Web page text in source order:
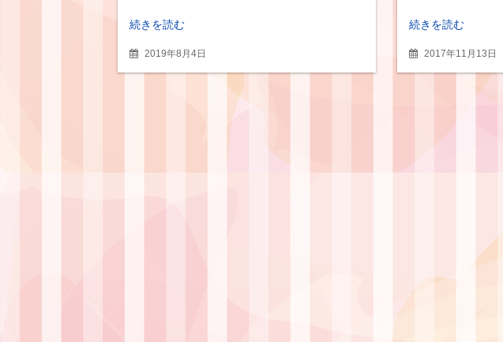
続きを読む
2019年8月4日
続きを読む
2017年11月13日